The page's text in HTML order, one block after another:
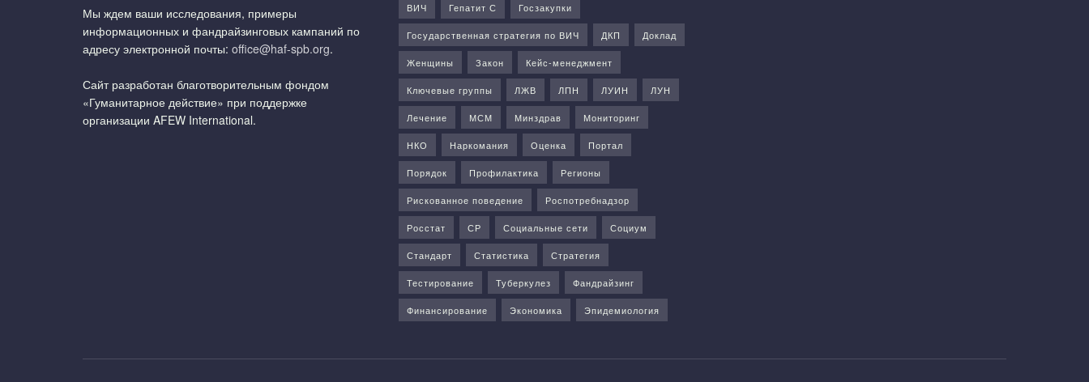
Мы ждем ваши исследования, примеры
информационных и фандрайзинговых кампаний по
адресу электронной почты: office@haf-spb.org.
Сайт разработан благотворительным фондом
«Гуманитарное действие» при поддержке
организации AFEW International.
ВИЧ Гепатит С Госзакупки
Государственная стратегия по ВИЧ ДКП Доклад
Женщины Закон Кейс-менеджмент
Ключевые группы ЛЖВ ЛПН ЛУИН ЛУН
Лечение МСМ Минздрав Мониторинг
НКО Наркомания Оценка Портал
Порядок Профилактика Регионы
Рискованное поведение Роспотребнадзор
Росстат СР Социальные сети Социум
Стандарт Статистика Стратегия
Тестирование Туберкулез Фандрайзинг
Финансирование Экономика Эпидемиология